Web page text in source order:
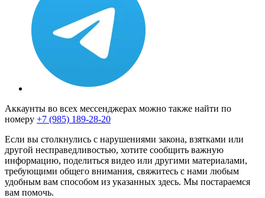
Аккаунты во всех мессенджерах можно также найти по
номеру +7 (985) 189-28-20
Если вы столкнулись с нарушениями закона, взятками или
другой несправедливостью, хотите сообщить важную
информацию, поделиться видео или другими материалами,
требующими общего внимания, свяжитесь с нами любым
удобным вам способом из указанных здесь. Мы постараемся
вам помочь.